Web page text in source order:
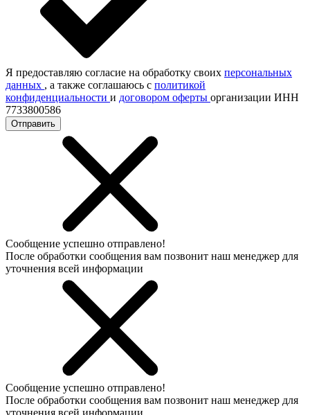
Я предоставляю согласие на обработку своих персональных
данных , а также соглашаюсь с политикой
конфиденциальности и договором оферты организации ИНН
7733800586
Отправить
Сообщение успешно отправлено!
После обработки сообщения вам позвонит наш менеджер для
уточнения всей информации
Сообщение успешно отправлено!
После обработки сообщения вам позвонит наш менеджер для
уточнения всей информации